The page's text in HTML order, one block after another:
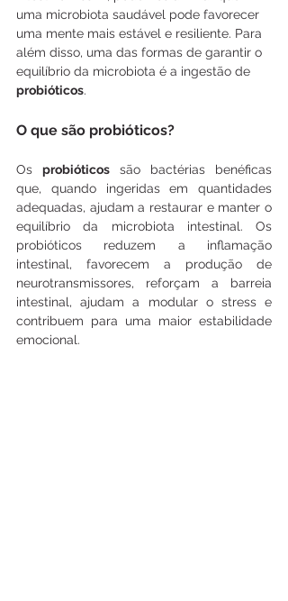
uma microbiota saudável pode favorecer
uma mente mais estável e resiliente. Para
além disso, uma das formas de garantir o
equilíbrio da microbiota é a ingestão de
probióticos.
O que são probióticos?
Os probióticos são bactérias benéficas
que, quando ingeridas em quantidades
adequadas, ajudam a restaurar e manter o
equilíbrio da microbiota intestinal. Os
probióticos reduzem a inflamação
intestinal, favorecem a produção de
neurotransmissores, reforçam a barreia
intestinal, ajudam a modular o stress e
contribuem para uma maior estabilidade
emocional.